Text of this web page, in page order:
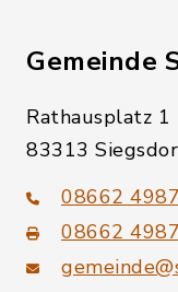
Gemeinde
Rathausplatz 1
83313
08662
08662